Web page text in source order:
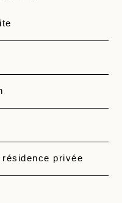
privée